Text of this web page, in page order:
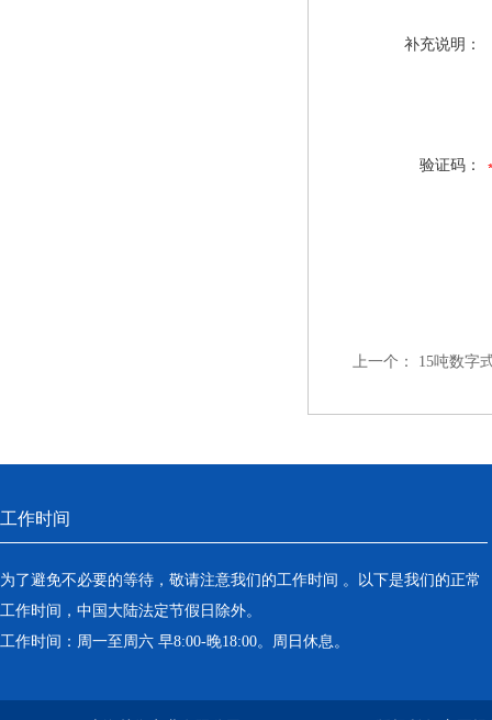
补充说明：
验证码：
上一个： 15吨数字
工作时间
为了避免不必要的等待，敬请注意我们的工作时间 。以下是我们的正常
工作时间，中国大陆法定节假日除外。
工作时间：周一至周六 早8:00-晚18:00。周日休息。